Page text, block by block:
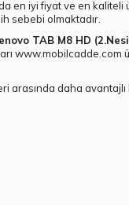
en iyi fiyat ve en kaliteli
sebebi olmaktadır.
TAB M8 HD
www.mobilcadde.com
arasında daha